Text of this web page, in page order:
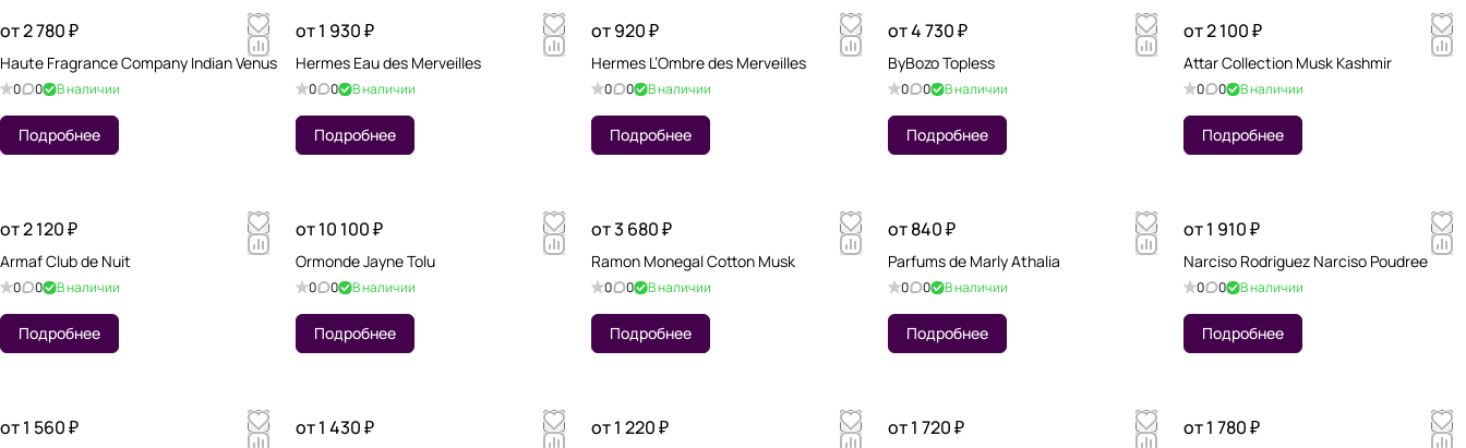
от 2 780 ₽
Haute Fragrance Company Indian Venus
0 0 В наличии
Подробнее
от 1 930 ₽
Hermes Eau des Merveilles
0 0 В наличии
Подробнее
от 920 ₽
Hermes L’Ombre des Merveilles
0 0 В наличии
Подробнее
от 4 730 ₽
ByBozo Topless
0 0 В наличии
Подробнее
от 2 100 ₽
Attar Collection Musk Kashmir
0 0 В наличии
Подробнее
от 2 120 ₽
Armaf Club de Nuit
0 0 В наличии
Подробнее
от 10 100 ₽
Ormonde Jayne Tolu
0 0 В наличии
Подробнее
от 3 680 ₽
Ramon Monegal Cotton Musk
0 0 В наличии
Подробнее
от 840 ₽
Parfums de Marly Athalia
0 0 В наличии
Подробнее
от 1 910 ₽
Narciso Rodriguez Narciso Poudree
0 0 В наличии
Подробнее
от 1 560 ₽ от 1 430 ₽ от 1 220 ₽ от 1 720 ₽ от 1 780 ₽